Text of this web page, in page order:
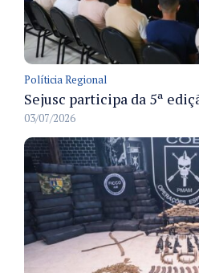
Políticia Regional
03/07/2026